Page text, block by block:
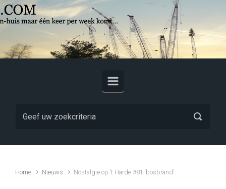
Skip to main content
Home Nieuws Nostalgie op ’t Harde #81 ‘bosbrand’